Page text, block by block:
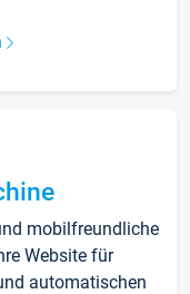
mobilfreundliche
Website für
automatischen